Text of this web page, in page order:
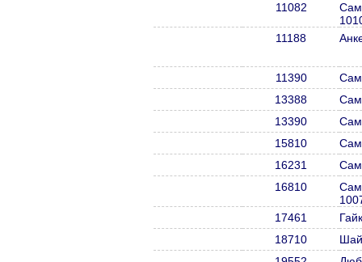
11082
11188
11390
13388
13390
15810
16231
16810
17461
18710